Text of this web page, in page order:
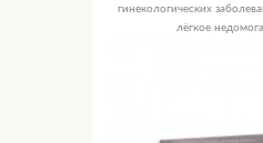
гинекологических
лёгкое